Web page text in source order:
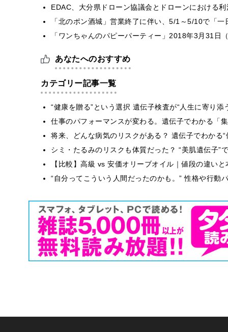
EDAC、大分県ドローン協議会とドローンにおける
「北のポン酒城」営業終了に伴い、5/1～5/10で「
「ワンちゃんのパピーパーティー」2018年3月31日
あなたへのおすすめ
カテゴリー記事一覧
“健康を贈る”という選択 遺伝子検査が“人生に寄り添
仕事のパフォーマンスが変わる。遺伝子でわかる「
将来、どんな病気のリスクがある？ 遺伝子でわかる
シミ・たるみのリスクも体質だった？ “美肌遺伝子”
【比較】高級 vs 安価オリーブオイル｜値段の違い
“自分ってこういう人間だったのかも。” 性格や行動